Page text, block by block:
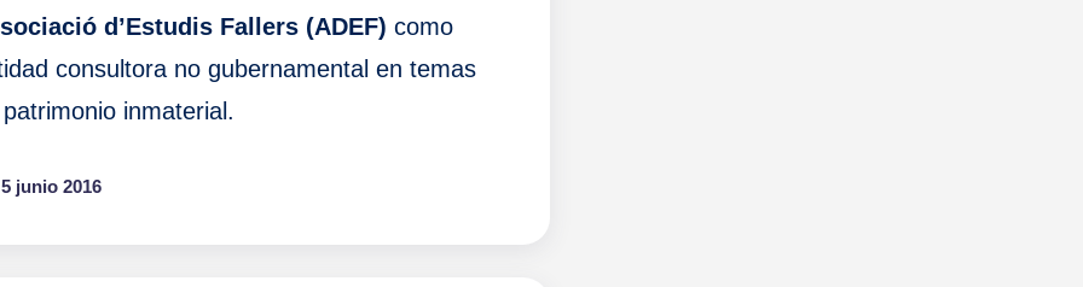
d’Estudis Fallers (ADEF) como
consultora no gubernamental en temas
inmaterial.
5 junio 2016